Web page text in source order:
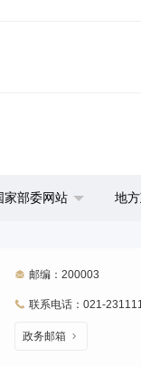
家部委网站 地
邮编：200003
联系电话：021-
政务邮箱